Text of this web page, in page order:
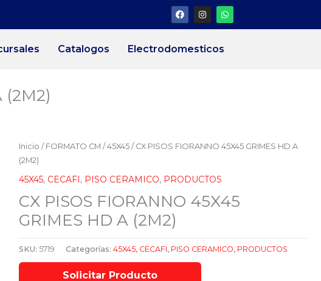
F
a
c
o
I
n
s
a
g
W
h
a
Catalogos Electrodomesticos
(2M2)
Inicio / FORMATO CM /45X45 / CX PISOS FIORANNO 45X45 GRIMES HD A
(2M2)
45X45, CECAFI, PISO CERAMICO, PRODUCTOS
CX PISOS FIORANNO 45X45
GRIMES HD A (2M2)
SKU:5719 Categorías:45X45, CECAFI, PISO CERAMICO, PRODUCTOS